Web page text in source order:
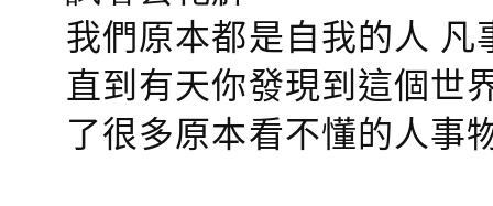
我們原本都是自我的人
直到有天你發現到這個世
了很多原本看不懂的人事